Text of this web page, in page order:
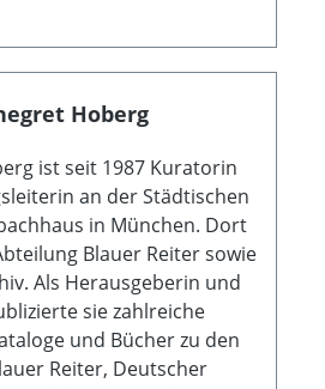
Hoberg
ist seit 1987 Kuratorin
an der Städtischen
in München. Dort
Blauer Reiter sowie
Als Herausgeberin und
sie zahlreiche
und Bücher zu den
Reiter, Deutscher